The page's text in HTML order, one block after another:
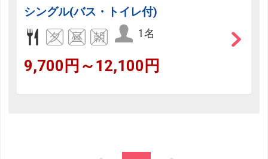
シングル(バス・トイレ付)
1名
9,700円～12,100円